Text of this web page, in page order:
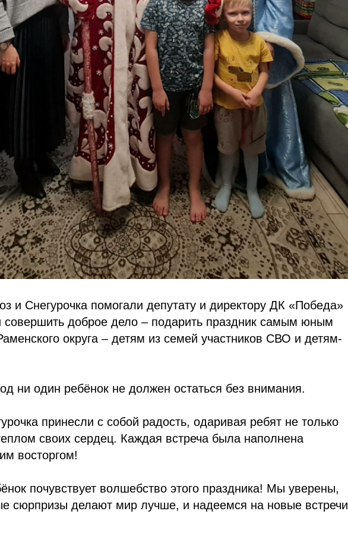
и Снегурочка помогали депутату и директору ДК «Победа»
доброе дело – подарить праздник самым юным
округа – детям из семей участников СВО и детям-
ни один ребёнок не должен остаться без внимания.
принесли с собой радость, одаривая ребят не только
своих сердец. Каждая встреча была наполнена
восторгом!
почувствует волшебство этого праздника! Мы уверены,
сюрпризы делают мир лучше, и надеемся на новые встречи